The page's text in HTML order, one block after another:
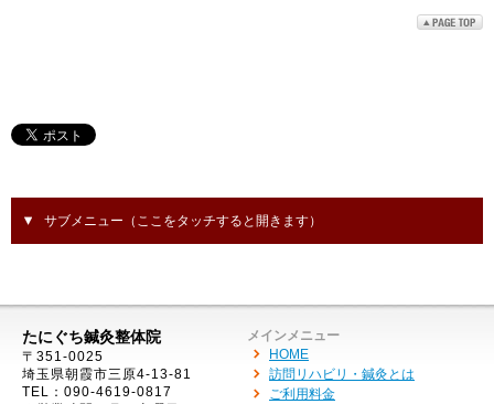
サブメニュー（ここをタッチすると開きます）
たにぐち鍼灸整体院
〒351-0025
埼玉県朝霞市三原4-13-81
TEL：090-4619-0817
メインメニュー
HOME
訪問リハビリ・鍼灸とは
ご利用料金